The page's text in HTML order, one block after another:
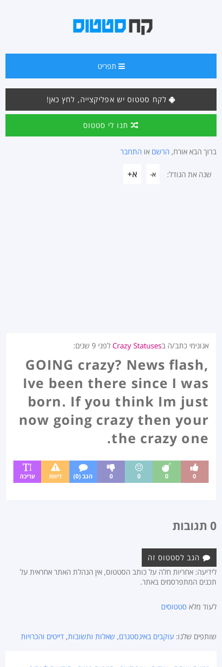
תפריט
לקח סטטוס יש אפליקצייה, לחץ כאן!
תנו לי סטטוס
ברוך הבא אורח, הרשם או התחבר
שנה את הגודל: א- א+
אנונימי כתב/ה בCrazy Statuses לפני 9 שנים :
GOING crazy? News flash,
Ive been there since I was
born. If you think Im just
now going crazy then your
the crazy one.
0
0
0
0 הגב (0) דיווח עריכה
0 תגובות
הגב לסטטוס זה
לידיעה: אחריות חלה על כותב הסטטוס, אין הנהלת האתר אחראית על
תכנים המתפרסמים באתר.
לעוד מלא סטטוסים
שותפים שלנו:עוקבים באינסטגרם, שאלות ותשובות, דייטים והכרויות